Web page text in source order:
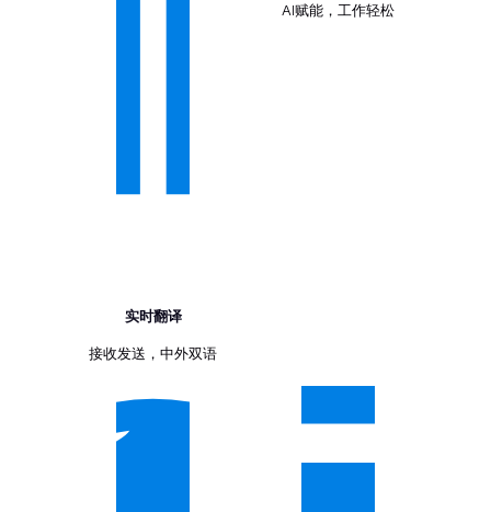
实时翻译
接收发送，中外双语
AI赋能，工作轻松